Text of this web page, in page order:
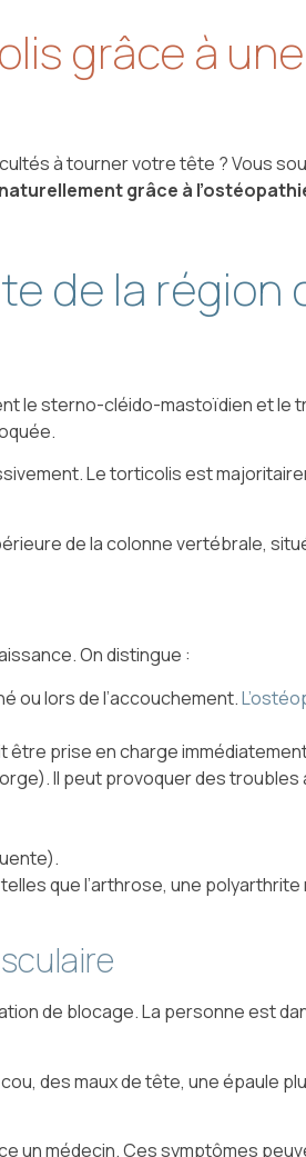
grâce à
à tourner votre tête ? Vous
grâce à
de la région
le sterno-cléido-mastoïdien et le
Le torticolis est
de la colonne vertébrale,
On distingue :
ou lors de l’accouchement.
prise en charge
Il peut provoquer des troubles
que l’arthrose, une
de blocage. La personne est
des maux de tête, une épaule
un médecin. Ces symptômes